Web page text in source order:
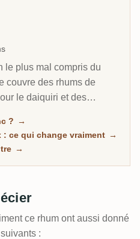
le plus mal compris du
couvre des rhums de
le daiquiri et des
en feu. Cette page
vieillis de RumX, des
? →
: ce qui change vraiment →
→
ce rhum ont aussi donné
: